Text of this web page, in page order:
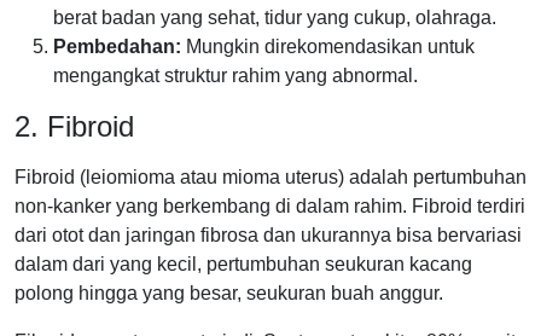
berat badan yang sehat, tidur yang cukup, olahraga.
Pembedahan: Mungkin direkomendasikan untuk
mengangkat struktur rahim yang abnormal.
2. Fibroid
Fibroid (leiomioma atau mioma uterus) adalah pertumbuhan
non-kanker yang berkembang di dalam rahim. Fibroid terdiri
dari otot dan jaringan fibrosa dan ukurannya bisa bervariasi
dalam dari yang kecil, pertumbuhan seukuran kacang
polong hingga yang besar, seukuran buah anggur.